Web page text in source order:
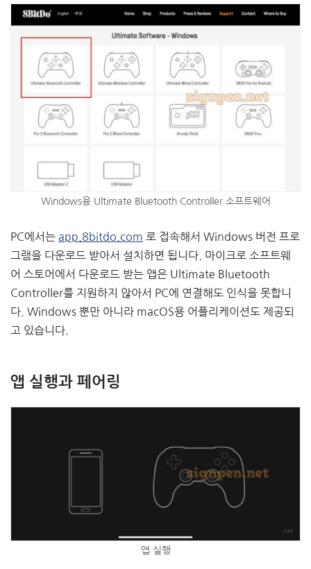
Windows용 Ultimate Bluetooth Controller 소프트웨어
PC에서는 app.8bitdo.com 로 접속해서 Windows 버전 프로
그램을 다운로드 받아서 설치하면 됩니다. 마이크로 소프트웨
어 스토어에서 다운로드 받는 앱은 Ultimate Bluetooth
Controller를 지원하지 않아서 PC에 연결해도 인식을 못합니
다. Windows 뿐만 아니라 macOS용 어플리케이션도 제공되
고 있습니다.
앱 실행과 페어링
앱 실행